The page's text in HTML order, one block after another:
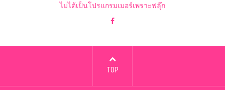
ไม่ได้เป็นโปรแกรมเมอร์เพราะฟลุ๊ก
TOP